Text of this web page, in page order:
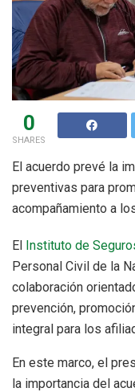
0
SHARES
El acuerdo prevé la
preventivas para
acompañamiento a
El Instituto de
Personal Civil de la
colaboración
prevención,
integral para los
En este marco, el
la importancia del